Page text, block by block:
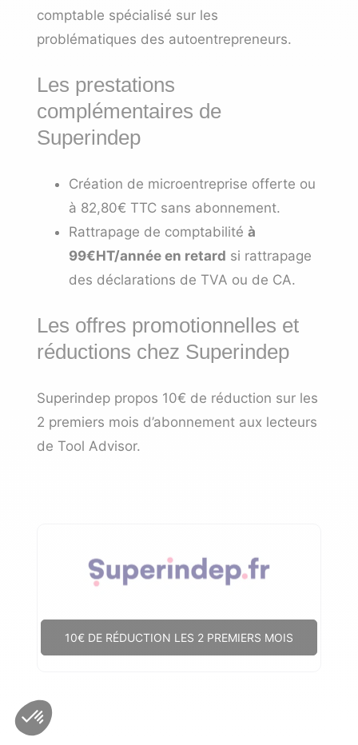
comptable spécialisé sur les
problématiques des autoentrepreneurs.
Les prestations
complémentaires de
Superindep
Création de microentreprise offerte ou
à 82,80€ TTC sans abonnement.
Rattrapage de comptabilité à
99€HT/année en retard si rattrapage
des déclarations de TVA ou de CA.
Les offres promotionnelles et
réductions chez Superindep
Superindep propos 10€ de réduction sur les
2 premiers mois d’abonnement aux lecteurs
de Tool Advisor.
10€ DE RÉDUCTION LES 2 PREMIERS MOIS